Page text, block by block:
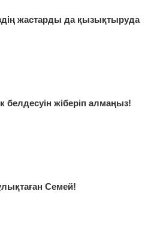
жастарды да қызықтыруда
белдесуін жіберіп алмаңыз!
Семей!